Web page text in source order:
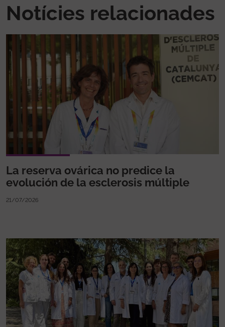
Notícies relacionades
La reserva ovárica no predice la
evolución de la esclerosis múltiple
21/07/2026